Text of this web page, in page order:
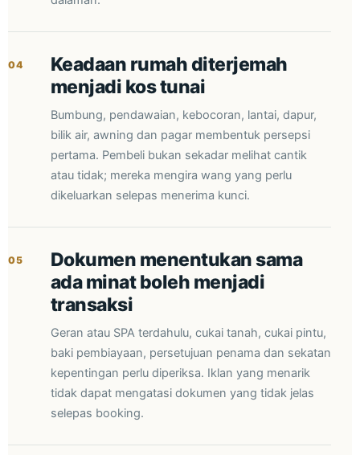
04
Keadaan rumah diterjemah
menjadi kos tunai
Bumbung, pendawaian, kebocoran, lantai, dapur,
bilik air, awning dan pagar membentuk persepsi
pertama. Pembeli bukan sekadar melihat cantik
atau tidak; mereka mengira wang yang perlu
dikeluarkan selepas menerima kunci.
05
Dokumen menentukan sama
ada minat boleh menjadi
transaksi
Geran atau SPA terdahulu, cukai tanah, cukai pintu,
baki pembiayaan, persetujuan penama dan sekatan
kepentingan perlu diperiksa. Iklan yang menarik
tidak dapat mengatasi dokumen yang tidak jelas
selepas booking.